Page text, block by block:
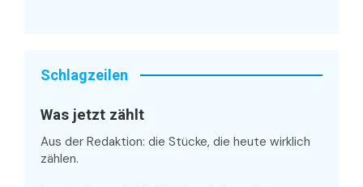
Schlagzeilen
Was jetzt zählt
Aus der Redaktion: die Stücke, die heute wirklich
zählen.